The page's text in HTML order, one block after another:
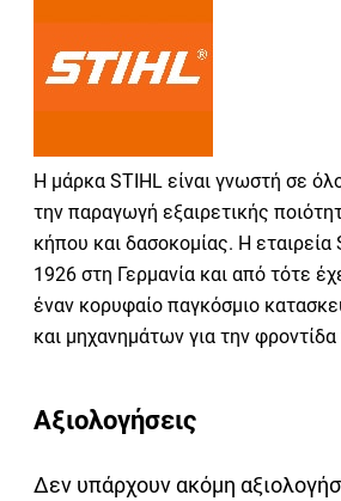
Η μάρκα STIHL είναι γνωστή σε
την παραγωγή εξαιρετικής
κήπου και δασοκομίας. Η εταιρεία
1926 στη Γερμανία και από τότε
έναν κορυφαίο παγκόσμιο
και μηχανημάτων για την
Αξιολογήσεις
Δεν υπάρχουν ακόμη